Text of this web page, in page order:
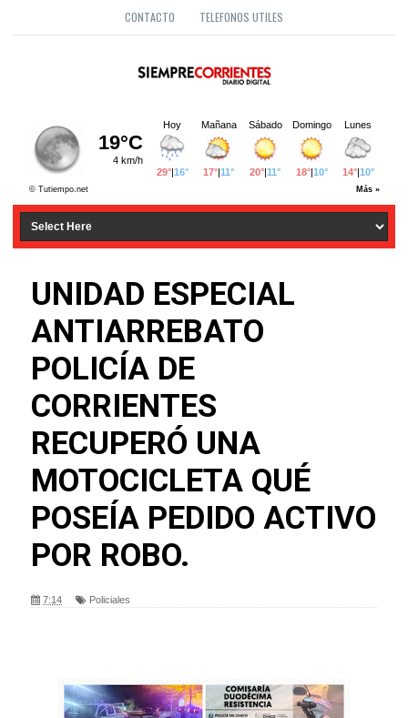
CONTACTO TELEFONOS UTILES
UNIDAD ESPECIAL
ANTIARREBATO
POLICÍA DE
CORRIENTES
RECUPERÓ UNA
MOTOCICLETA QUÉ
POSEÍA PEDIDO ACTIVO
POR ROBO.
7:14 Policiales